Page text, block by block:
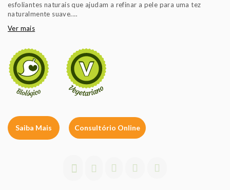
esfoliantes naturais que ajudam a refinar a pele para uma tez
naturalmente suave.
- Vegetariano
- Ingrediente principal: Mel de Manuka* biológico.
- Cosmético Biológico certificado por COSMOS ORGANIC.
- Embalagem reciclada e reciclável.
- Cuidado da pele com ingredientes à base de plantas.
- Respeito pelos animais e pelo meio ambiente.
Ver mais
Saiba Mais Consultório Online